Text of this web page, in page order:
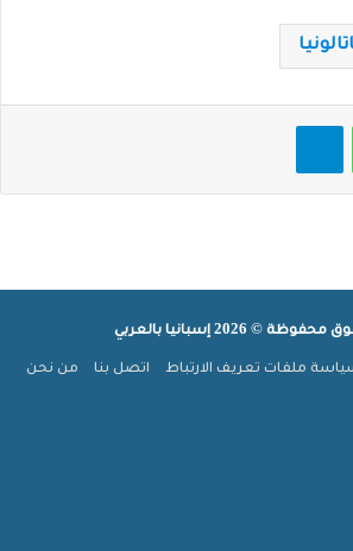
واتساب تيلقرام
© 2026 إسبانيا بالعربي
ملفات تعريف الارتباط اتصل بنا من نحن